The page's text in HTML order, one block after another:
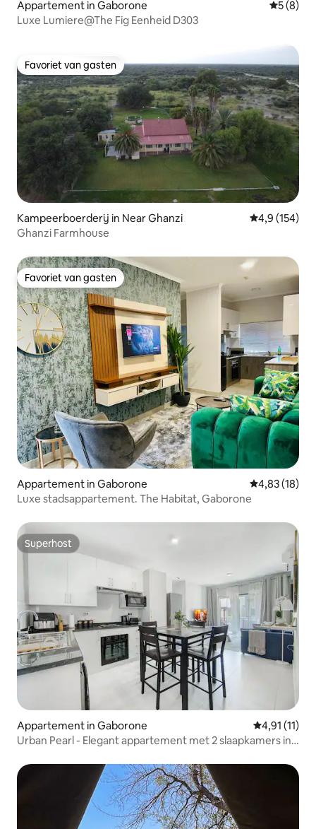
Appartement in Gaborone
5 (8)
Luxe Lumiere@The Fig Eenheid D303
Favoriet van gasten
Favoriet van gasten
Kampeerboerderij in Near Ghanzi Gemiddelde
4,9 (154)
Ghanzi Farmhouse
Favoriet van gasten
Favoriet van gasten
Appartement in Gaborone Gemiddelde
4,83 (18)
Luxe stadsappartement. The Habitat, Gaborone
Superhost
Superhost
Appartement in Gaborone Gemiddelde
4,91 (11)
Urban Pearl - Elegant appartement met 2 slaapkamers in